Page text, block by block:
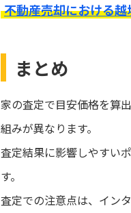
不動産売却における
まとめ
家の査定で目安価格を算
組みが異なります。
査定結果に影響しやすい
す。
査定での注意点は、イン